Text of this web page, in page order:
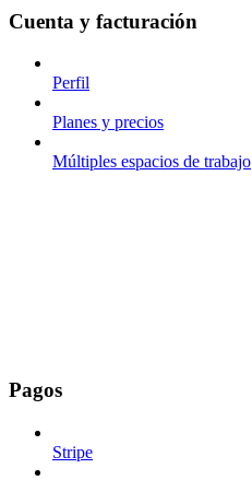
Cuenta y facturación
Perfil
Planes y precios
Múltiples espacios de trabajo
Pagos
Stripe